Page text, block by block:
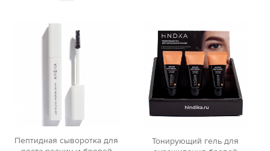
Пептидная сыворотка для
Тонирующий гель для